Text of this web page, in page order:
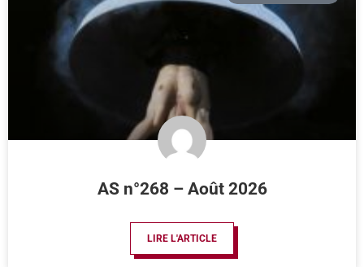
AS n°268 – Août 2026
LIRE L'ARTICLE